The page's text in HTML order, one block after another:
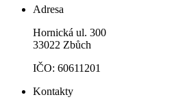
Adresa
Hornická ul. 300
33022 Zbůch
IČO: 60611201
Kontakty